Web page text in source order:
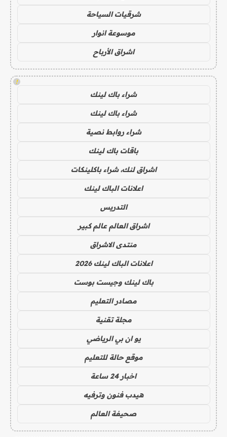
شرقيات السياحة
موسوعة انوار
اشراق الأرباح
!
شراء باك لينك
شراء باك لينك
شراء روابط نصية
باقات باك لينك
اشراق لنك، شراء باكلينكات
اعلانات الباك لينك
التدريس
اشراق العالم عالم كبير
منتدى الاشراق
اعلانات الباك لينك 2026
باك لينك وجيست بوست
مصادر التعليم
مجلة تقنية
يو ان بي الرياضي
موقع حالة للتعليم
اخبار 24 ساعة
هيدب فنون وترفيه
صحيفة العالم